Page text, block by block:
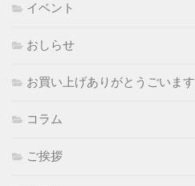
イベント
おしらせ
お買い上げありがとうごいます
コラム
ご挨拶